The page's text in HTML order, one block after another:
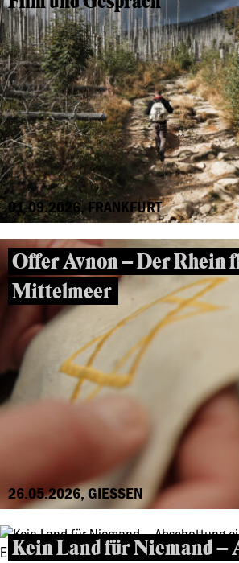
01.09.2026, FRANKFURT
Offer Avnon – Der Rhein
Mittelmeer
26.05.2026, GIESSEN
Kein Land für Niemand –